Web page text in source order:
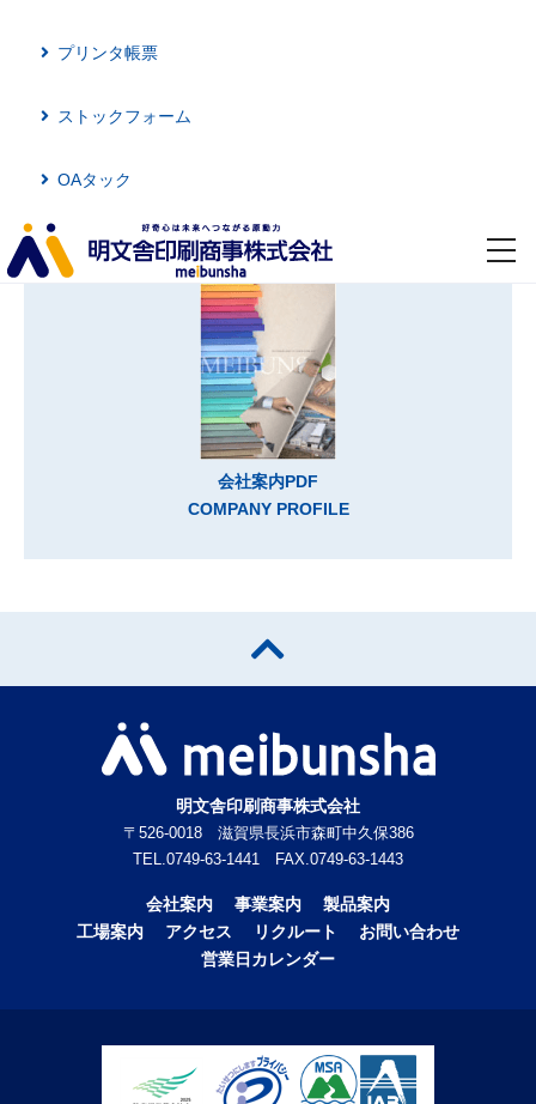
プリンタ帳票
ストックフォーム
OAタック
会社案内PDF
COMPANY PROFILE
明文舎印刷商事株式会社
〒526-0018 滋賀県長浜市森町中久保386
TEL.0749-63-1441 FAX.0749-63-1443
会社案内 事業案内
製品案内
工場案内
アクセス リクルート
お問い合わせ
営業日カレンダー